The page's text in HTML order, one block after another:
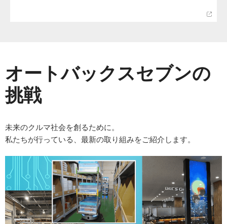
オートバックスセブンの
挑戦
未来のクルマ社会を創るために。
私たちが行っている、最新の取り組みをご紹介します。